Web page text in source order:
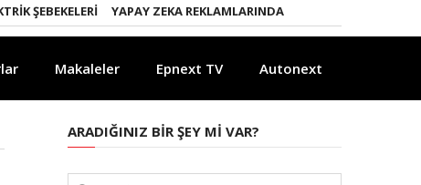
YAPAY ZEKA REKLAMLARINDA KURALLAR DEĞIŞIYOR
Makaleler Epnext TV Autonext
ARADIĞINIZ BIR ŞEY MI VAR?